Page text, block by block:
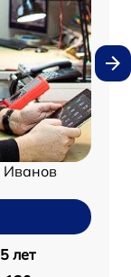
Иванов
5 лет